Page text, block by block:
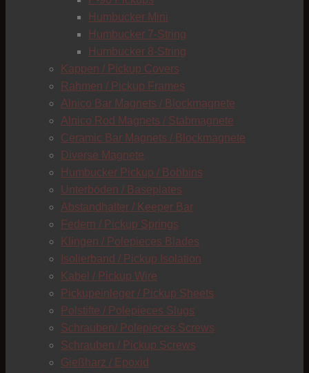
Humbucker Mini
Humbucker 7-String
Humbucker 8-String
Kappen / Pickup Covers
Rahmen / Pickup Frames
Alnico Bar Magnets / Blockmagnete
Alnico Rod Magnets / Stabmagnete
Ceramic Bar Magnets / Blockmagnete
Diverse Magnete
Humbucker Pickup / Bobbins
Unterböden / Baseplates
Abstandhalter / Keeper Bar
Federn / Pickup Springs
Klingen / Polepieces Blades
Isolierband / Pickup Isolation
Kabel / Pickup Wire
Pickupeinleger / Pickup Sheets
Polstifte / Polepieces Slugs
Schrauben/ Polepieces Screws
Schrauben / Pickup Screws
Gießharz / Epoxid